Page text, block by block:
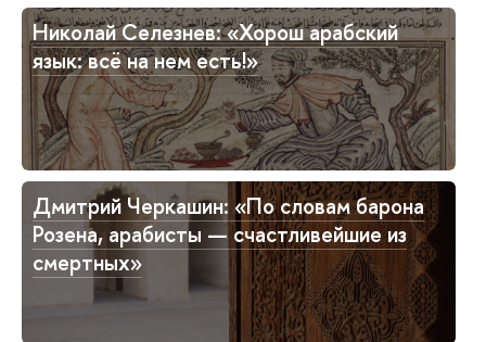
Николай Селезнев: «Хорош арабский
язык: всё на нем есть!»
Дмитрий Черкашин: «По словам барона
Розена, арабисты — счастливейшие из
смертных»